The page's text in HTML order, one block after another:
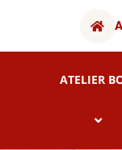
ATELIER